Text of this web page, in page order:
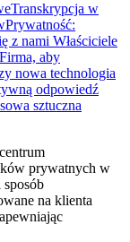
Transkrypcja w
Prywatność:
z nami Właściciele
aby
nowa technologia
odpowiedź
sztuczna
prywatnych w
na klienta